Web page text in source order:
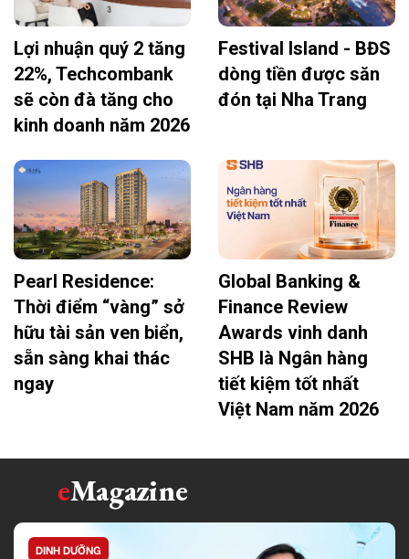
Lợi nhuận quý 2 tăng
22%, Techcombank
sẽ còn đà tăng cho
kinh doanh năm 2026
Festival Island - BĐS
dòng tiền được săn
đón tại Nha Trang
Pearl Residence:
Thời điểm “vàng” sở
hữu tài sản ven biển,
sẵn sàng khai thác
ngay
Global Banking &
Finance Review
Awards vinh danh
SHB là Ngân hàng
tiết kiệm tốt nhất
Việt Nam năm 2026
eMagazine
DINH DƯỠNG